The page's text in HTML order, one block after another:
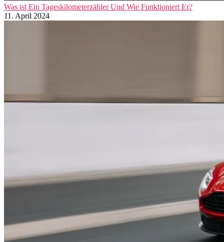
Was ist Ein Tageskilometerzähler Und Wie Funktioniert Er?
11. April 2024